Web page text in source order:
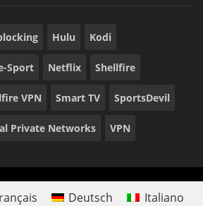
Hulu Kodi
Sport Netflix Shellfire
VPN Smart TV SportsDevil
Private Networks VPN
Deutsch Italiano